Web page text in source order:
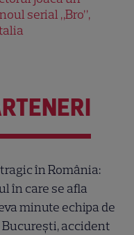
serial „Bro”,
în România:
în care se afla
minute echipa de
accident